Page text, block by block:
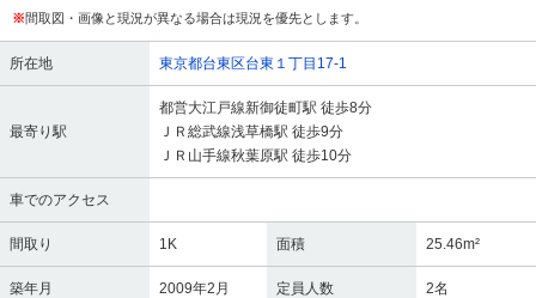
※間取図・画像と現況が異なる場合は現況を優先とします。
所在地 東京都台東区台東１丁目17-1
最寄り駅
都営大江戸線新御徒町駅 徒歩8分
ＪＲ総武線浅草橋駅 徒歩9分
ＪＲ山手線秋葉原駅 徒歩10分
車でのアクセス
間取り 1K 面積 25.46m²
築年月 2009年2月 定員人数 2名